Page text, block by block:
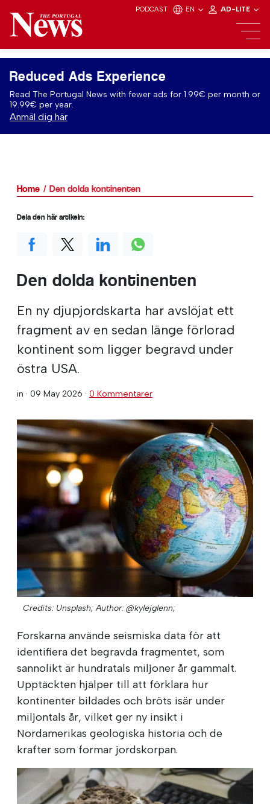
PODCAST EN AD-LITE
Reduced Ads Experience
Read The Portugal News with fewer ads for 1.99€ per month or
19.99€ per year.
Anmäl dig här
Home Den dolda kontinenten
Den dolda kontinenten
En ny djupjordskarta har avslöjat ett
fragment av en sedan länge förlorad
kontinent som ligger begravd under
östra USA.
in · 09 May 2026 · 0 Kommentarer
Credits: Unsplash; Author: @kylejglenn;
Forskarna använde seismiska data för att
identifiera det begravda fragmentet, som
sannolikt är hundratals miljoner år gammalt.
Upptäckten hjälper till att förklara hur
kontinenter bildades och bröts isär under
miljontals år, vilket ger ny insikt i
Nordamerikas geologiska historia och de
krafter som formar jordskorpan.
Dela den här artikeln: